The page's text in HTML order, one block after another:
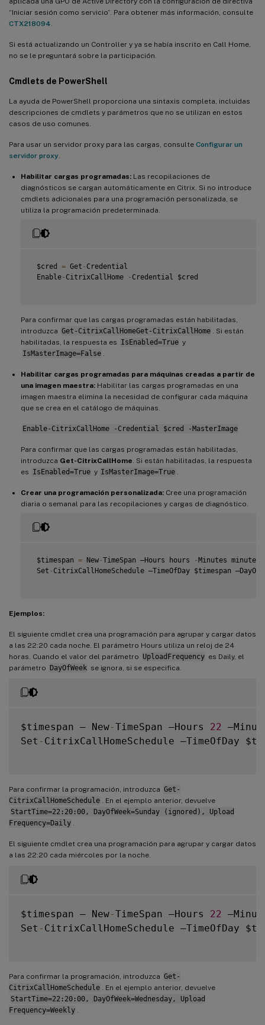
“Iniciar sesión como servicio”. Para obtener más información, consulte
CTX218094
Si está actualizando un Controller y ya se había inscrito en Call Home,
no se le preguntará sobre la participación.
Cmdlets de PowerShell
La ayuda de PowerShell proporciona una sintaxis completa, incluidas
descripciones de cmdlets y parámetros que no se utilizan en estos
casos de uso comunes.
Para usar un servidor proxy para las cargas, consulte Configurar un
servidor proxy
Habilitar cargas programadas: Las recopilaciones de
diagnósticos se cargan automáticamente en Citrix. Si no introduce
cmdlets adicionales para una programación personalizada, se
utiliza la programación predeterminada.
$cred = Get - Credential
Enable- CitrixCallHome - Credential $cred
Para confirmar que las cargas programadas están habilitadas,
introduzca Get-CitrixCallHomeGet-CitrixCallHome
. Si están
habilitadas, la respuesta es IsEnabled=True y
IsMasterImage=False
Habilitar cargas programadas para máquinas creadas a partir de
una imagen maestra: Habilitar las cargas programadas en una
imagen maestra elimina la necesidad de configurar cada máquina
que se crea en el catálogo de máquinas.
Enable-CitrixCallHome -Credential $cred -MasterImage
Para confirmar que las cargas programadas están habilitadas,
introduzca Get-CitrixCallHome . Si están habilitadas, la respuesta
es IsEnabled=True y IsMasterImage=True
Crear una programación personalizada: Cree una programación
diaria o semanal para las recopilaciones y cargas de diagnóstico.
$timespan = New-TimeSpan –Hours hours -Minutes minutes
Set - CitrixCallHomeSchedule –TimeOfDay $timespan
Ejemplos:
El siguiente cmdlet crea una programación para agrupar y cargar datos
a las 22:20 cada noche. El parámetro Hours utiliza un reloj de 24
horas. Cuando el valor del parámetro UploadFrequency es Daily, el
parámetro DayOfWeek se ignora, si se especifica.
$timespan – New-TimeSpan –Hours 22
Set - CitrixCallHomeSchedule –TimeOfDay
Para confirmar la programación, introduzca Get-
CitrixCallHomeSchedule
. En el ejemplo anterior, devuelve
StartTime=22:20:00, DayOfWeek=Sunday (ignored), Upload
Frequency=Daily
El siguiente cmdlet crea una programación para agrupar y cargar datos
a las 22:20 cada miércoles por la noche.
$timespan – New-TimeSpan –Hours 22
Set - CitrixCallHomeSchedule –TimeOfDay
Para confirmar la programación, introduzca Get-
CitrixCallHomeSchedule
. En el ejemplo anterior, devuelve
StartTime=22:20:00, DayOfWeek=Wednesday, Upload
Frequency=Weekly